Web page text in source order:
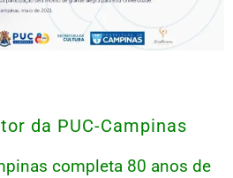
da PUC-Campinas
completa 80 anos de